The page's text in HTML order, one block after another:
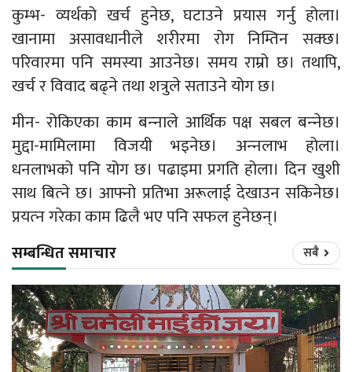
कुम्भ- व्यर्थको खर्च हुनेछ, घटाउने प्रयास गर्नु होला।
खानामा असावधानीले शरीरमा रोग निम्तिन सक्छ।
परिवारमा पनि समस्या आउनेछ। समय राम्रो छ। तथापि,
खर्च र विवाद बढ्ने तथा शत्रुले सताउने योग छ।
मीन- रोकिएका काम बन्‍नाले आर्थिक पक्ष सबल बन्‍नेछ।
मुद्दा-मामिलामा विजयी भइनेछ। अन्‍नलाभ होला।
धनलाभको पनि योग छ। पढाइमा प्रगति होला। दिन खुशी
साथ बित्‍ने छ। आफ्नो प्रतिभा अरूलाई देखाउन सकिनेछ।
प्रयत्‍न गरेका काम ढिलै भए पनि सफल हुनेछन्।
सम्बन्धित समाचार सबै